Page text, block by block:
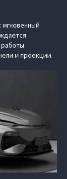
и проекции.